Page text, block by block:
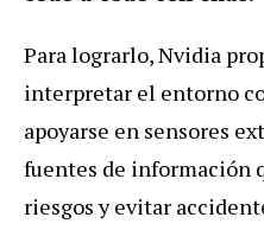
Para lograrlo, Nvidia
interpretar el entorno
apoyarse en sensores
fuentes de información
riesgos y evitar